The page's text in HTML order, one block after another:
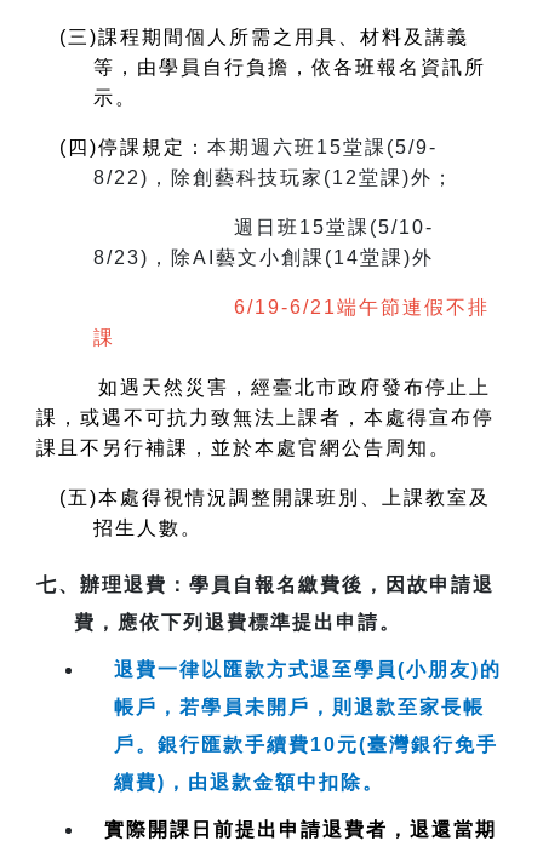
(三)課程期間個人所需之用具、材料及講義
等，由學員自行負擔，依各班報名資訊所
示。
( 四)停課規定： 本期週六班15堂課(5/9-
8/22)，除創藝科技玩家(12堂課)外；
週日班15堂課(5/10-
8/23)，除AI藝文小創課(14堂課)外
6/19-6/21端午節連假不排
課
如遇天然災害，經臺北市政府發布停止上
課，或遇不可抗力致無法上課者，本處得宣布停
課且不另行補課，並於本處官網公告周知。
(五)本處得視情況調整開課班別、上課教室及
招生人數。
七、 辦理退費 ：學員自報名繳費後，因故申請退
費，應依下列退費標準提出申請。
退費一律以匯款方式退至學員(小朋友)的
帳戶，若學員未開戶，則退款至家長帳
戶。銀行匯款手續費10元(臺灣銀行免手
續費)，由退款金額中扣除。
實際開課日前提出申請退費者，退還當期